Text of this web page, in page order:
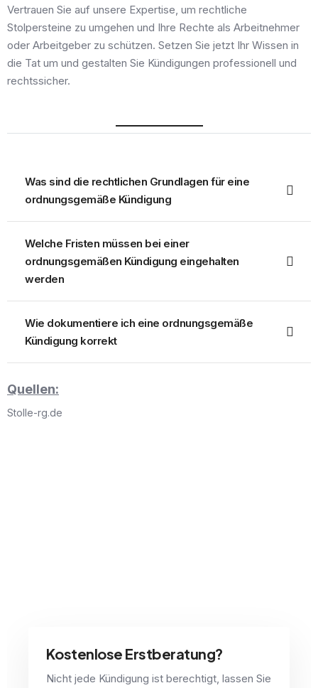
Vertrauen Sie auf unsere Expertise, um rechtliche
Stolpersteine zu umgehen und Ihre Rechte als Arbeitnehmer
oder Arbeitgeber zu schützen. Setzen Sie jetzt Ihr Wissen in
die Tat um und gestalten Sie Kündigungen professionell und
rechtssicher.
Was sind die rechtlichen Grundlagen für eine
ordnungsgemäße Kündigung
Welche Fristen müssen bei einer
ordnungsgemäßen Kündigung eingehalten
werden
Wie dokumentiere ich eine ordnungsgemäße
Kündigung korrekt
Quellen:
Stolle-rg.de
Kostenlose Erstberatung?
Nicht jede Kündigung ist berechtigt, lassen Sie